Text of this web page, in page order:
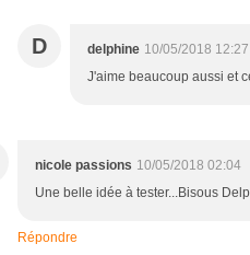
D delphine 10/05/2018 12:27
J'aime beaucoup aussi et
nicole passions 10/05/2018 02:04
Une belle idée à tester...Bisous
Répondre